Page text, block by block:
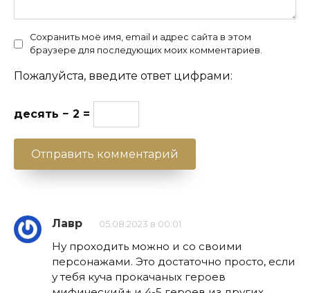
Сохранить моё имя, email и адрес сайта в этом
браузере для последующих моих комментариев.
Пожалуйста, введите ответ цифрами:
десять − 2 =
Лавр 05.08.2023 в 00:01
Ну проходить можно и со своими
персонажами. Это достаточно просто, если
у тебя куча прокачаных героев